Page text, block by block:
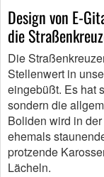
Design von E-
die
Die
Stellenwert in
eingebüßt. Es hat
sondern die
Boliden wird in
ehemals
protzende
Lächeln.